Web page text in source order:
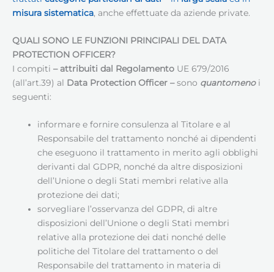
misura sistematica, anche effettuate da aziende private.
QUALI SONO LE FUNZIONI PRINCIPALI DEL DATA
PROTECTION OFFICER?
I compiti – attribuiti dal Regolamento UE 679/2016
(all’art.39) al Data Protection Officer –sono quantomenoi
seguenti:
informare e fornire consulenza al Titolare e al
Responsabile del trattamento nonché ai dipendenti
che eseguono il trattamento in merito agli obblighi
derivanti dal GDPR, nonché da altre disposizioni
dell’Unione o degli Stati membri relative alla
protezione dei dati;
sorvegliare l’osservanza del GDPR, di altre
disposizioni dell’Unione o degli Stati membri
relative alla protezione dei dati nonché delle
politiche del Titolare del trattamento o del
Responsabile del trattamento in materia di